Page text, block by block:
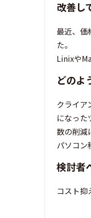
改善し
最近、価
た。
Linixや
どのよ
クライア
になった
数の削減
パソコン
検討者
コスト